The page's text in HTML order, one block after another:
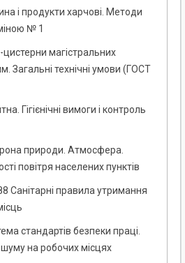
і продукти харчові. Методи
№ 1
магістральних
Загальні технічні умови (ГОСТ
Гігієнічні вимоги і контроль
природи. Атмосфера.
повітря населених пунктів
Санітарні правила утримання
стандартів безпеки праці.
на робочих місцях